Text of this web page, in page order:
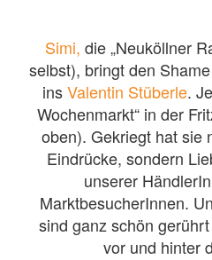
Simi, die „Neuköllner
selbst), bringt den
insValentin Stüberle.
Wochenmarkt“ in der
oben). Gekriegt hat sie
Eindrücke, sondern
unserer
MarktbesucherInnen.
sind ganz schön
vor und hinter